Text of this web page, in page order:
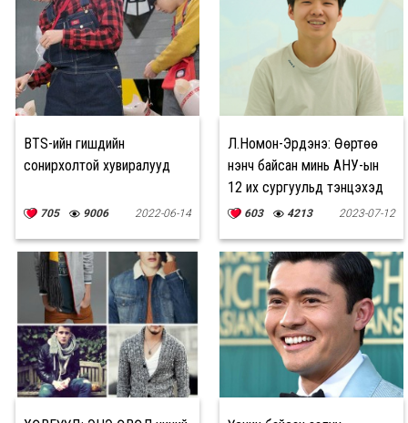
BTS-ийн гишүүдийн
сонирхолтой хувиралууд
705 9006 2022-06-14
Л.Номон-Эрдэнэ: Өөртөө
үнэнч байсан минь АНУ-ын
12 их сургуульд тэнцэхэд
нөлөөлсөн
603 4213 2023-07-12